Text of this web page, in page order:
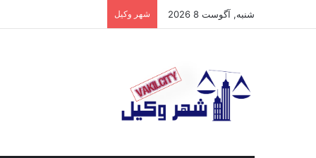
شنبه, آگوست 8 2026 شهر وکیل